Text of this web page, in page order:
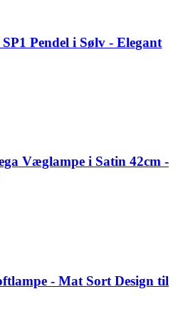
Pendel i Sølv - Elegant
Væglampe i Satin 42cm -
- Mat Sort Design til